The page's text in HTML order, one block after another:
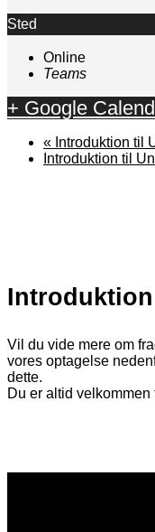
Sted
Online
Teams
+ Google
« Introduktion til
Introduktion til
Vil du vide mere om
vores optagelse
dette.
Du er altid